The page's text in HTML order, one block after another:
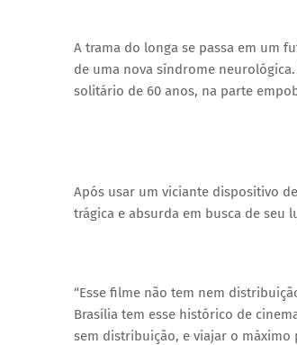
A trama do longa se passa em um
de uma nova síndrome
solitário de 60 anos, na parte
Após usar um viciante dispositivo
trágica e absurda em busca de seu
“Esse filme não tem nem
Brasília tem esse histórico de
sem distribuição, e viajar o máximo